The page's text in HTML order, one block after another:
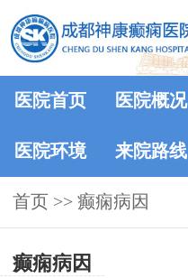
医院首页 医院概况
医院环境 来院路线
首页 >> 癫痫病因
癫痫病因